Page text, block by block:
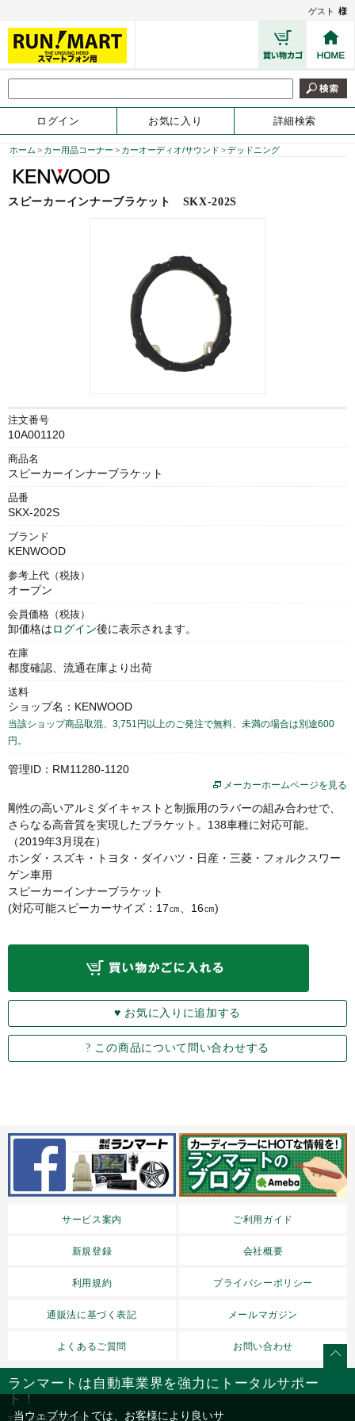
ゲスト 様
ログイン お気に入り 詳細検索
ホーム > カー用品コーナー > カーオーディオ/サウンド >デッドニング
スピーカーインナーブラケット SKX-202S
注文番号
10A001120
商品名
スピーカーインナーブラケット
品番
SKX-202S
ブランド
KENWOOD
参考上代（税抜）
オープン
会員価格（税抜）
卸価格はログイン後に表示されます。
在庫
都度確認、流通在庫より出荷
送料
ショップ名：KENWOOD
当該ショップ商品取混、3,751円以上のご発注で無料、未満の場合は別途600
円。
管理ID：RM11280-1120
メーカーホームページを見る
剛性の高いアルミダイキャストと制振用のラバーの組み合わせで、
さらなる高音質を実現したブラケット。138車種に対応可能。
（2019年3月現在）
ホンダ・スズキ・トヨタ・ダイハツ・日産・三菱・フォルクスワー
ゲン車用
スピーカーインナーブラケット
(対応可能スピーカーサイズ：17㎝、16㎝)
サービス案内 ご利用ガイド
新規登録 会社概要
利用規約 プライバシーポリシー
通販法に基づく表記 メールマガジン
よくあるご質問 お問い合わせ
ランマートは自動車業界を強力にトータルサポー
ト！
当ウェブサイトでは、お客様により良いサ